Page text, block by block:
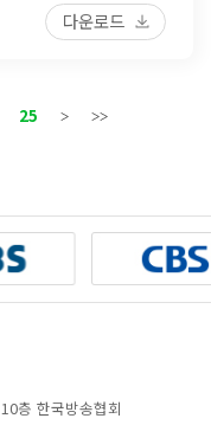
다운로드
25
층 한국방송협회